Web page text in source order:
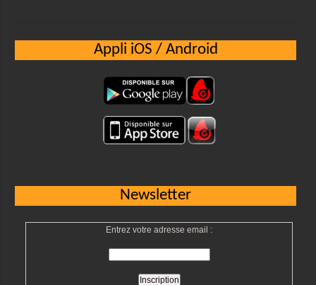
Appli iOS / Android
Newsletter
Entrez votre adresse email :